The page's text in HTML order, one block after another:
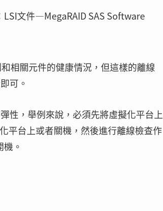
文件—MegaRAID SAS Software
相關元件的健康情況，但這樣的離線
可。
性，舉例來說，必須先將虛擬化平台上
平台上或者關機，然後進行離線檢查作
。